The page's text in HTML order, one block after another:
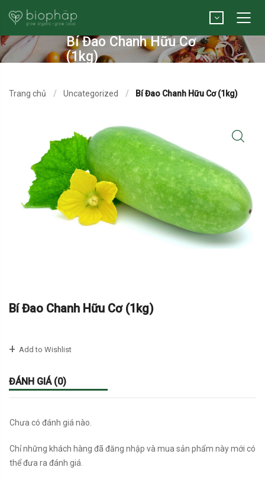
Bí Đao Chanh Hữu Cơ
(1kg)
Trang chủ Uncategorized Bí Đao Chanh Hữu Cơ (1kg)
Bí Đao Chanh Hữu Cơ (1kg)
Add to Wishlist
ĐÁNH GIÁ (0)
Chưa có đánh giá nào.
Chỉ những khách hàng đã đăng nhập và mua sản phẩm này mới có
thể đưa ra đánh giá.